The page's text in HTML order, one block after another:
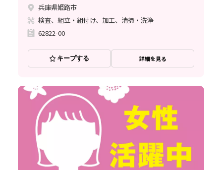
兵庫県姫路市
検査、組立・組付け、加工、清掃・洗浄
62822-00
キープする 詳細を見る